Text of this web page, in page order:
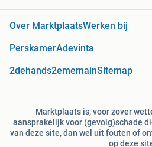
Over MarktplaatsWerken bij
PerskamerAdevinta
2dehands2ememainSitemap
Marktplaats is, voor zover
aansprakelijk voor (gevolg)schade
van deze site, dan wel uit fouten of
op deze